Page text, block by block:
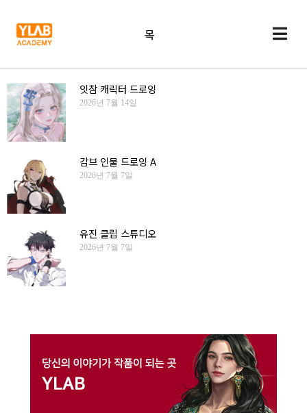
목
잇참 캐릭터 드로잉
2026년 7월 14일
감브 인물 드로잉 A
2026년 7월 7일
유진 클립 스튜디오
2026년 7월 7일